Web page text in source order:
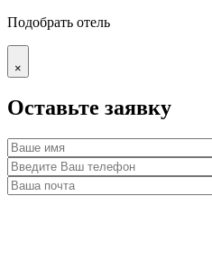
Подобрать отель
×
Оставьте заявку